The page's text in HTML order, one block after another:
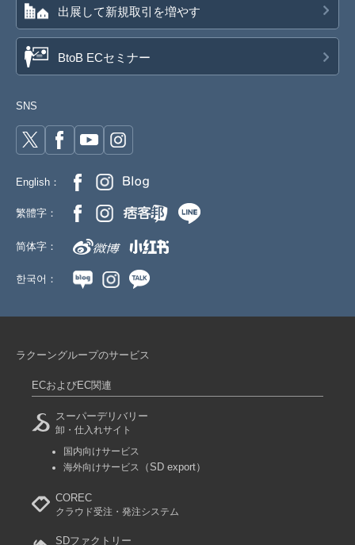
出展して新規取引を増やす
BtoB ECセミナー
SNS
English：
繁體字：
简体字：
한국어：
ラクーングループのサービス
ECおよびEC関連
スーパーデリバリー
卸・仕入れサイト
国内向けサービス
海外向けサービス
（SD export）
COREC
クラウド受注・発注システム
SDファクトリー